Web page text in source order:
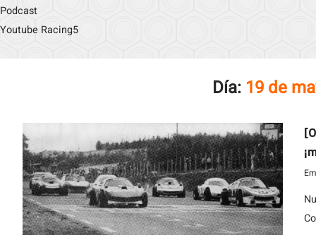
Podcast
Youtube Racing5
Día: 19 de